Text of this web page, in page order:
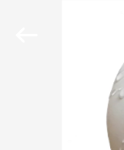
PRODOTTI
industrialkeyboardmouse.com.